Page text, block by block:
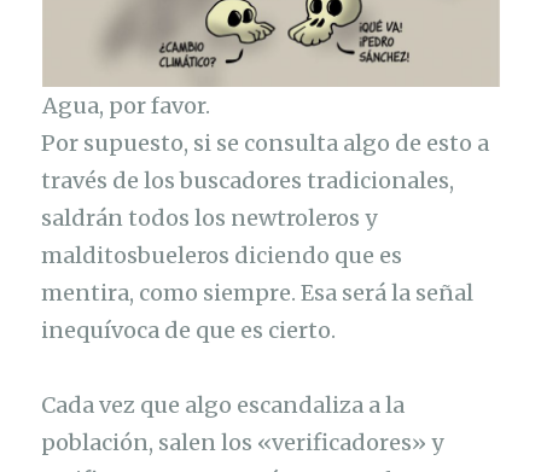
Agua, por favor.
Por supuesto, si se consulta algo de esto a
través de los buscadores tradicionales,
saldrán todos los newtroleros y
malditosbueleros diciendo que es
mentira, como siempre. Esa será la señal
inequívoca de que es cierto.
Cada vez que algo escandaliza a la
población, salen los «verificadores» y